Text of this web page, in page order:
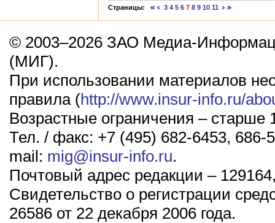
Страницы: 3 4 5 6 7 8 9 10 11
© 2003–2026 ЗАО Медиа-
(МИГ).
При использовании материалов
правила (http://www.insur-info.ru/
Возрастные ограничения – старше
Тел. / факс: +7 (495) 682-6453, 686-
mail: mig@insur-info.ru.
Почтовый адрес редакции –
Свидетельство о регистрации
26586 от 22 декабря 2006 года.